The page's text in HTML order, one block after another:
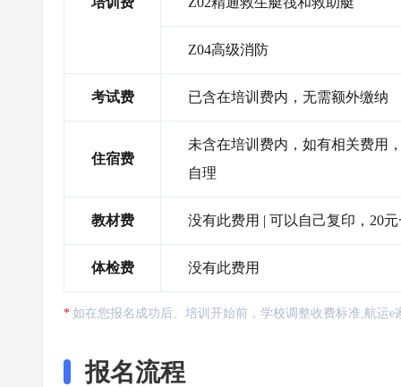
Z04高级消防
考试费 已含在培训费内，无需额外缴纳
住宿费
未含在培训费内，如有相关费用
自理
教材费 没有此费用 | 可以自己复印，20
体检费 没有此费用
如在您报名成功后、培训开始前，学校调整收费标准,航运
报名流程